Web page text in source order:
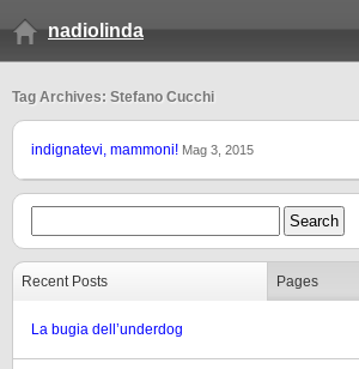
nadiolinda
Tag Archives: Stefano Cucchi
indignatevi, mammoni! Mag 3, 2015
Recent Posts Pages
La bugia dell’underdog